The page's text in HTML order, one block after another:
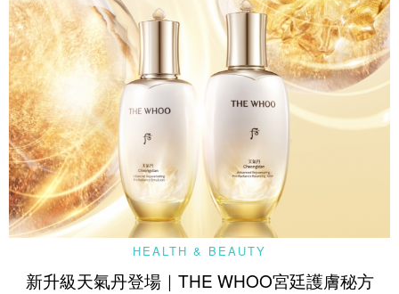
HEALTH & BEAUTY
新升級天氣丹登場｜THE WHOO宮廷護膚秘方